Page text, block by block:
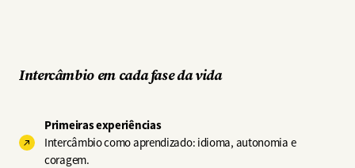
Intercâmbio em cada fase da vida
Primeiras experiências
Intercâmbio como aprendizado: idioma, autonomia e
coragem.